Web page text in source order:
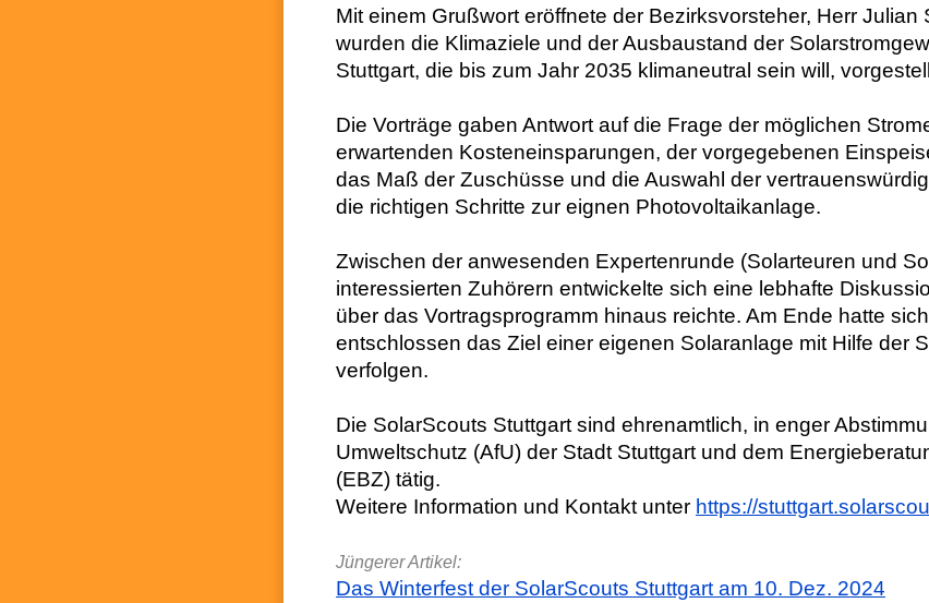
Mit einem Grußwort eröffnete der Bezirksvorsteher, Herr Julian
wurden die Klimaziele und der Ausbaustand der
Stuttgart, die bis zum Jahr 2035 klimaneutral sein will,
Die Vorträge gaben Antwort auf die Frage der möglichen
erwartenden Kosteneinsparungen, der vorgegebenen
das Maß der Zuschüsse und die Auswahl der
die richtigen Schritte zur eignen Photovoltaikanlage.
Zwischen der anwesenden Expertenrunde (Solarteuren und
interessierten Zuhörern entwickelte sich eine lebhafte
über das Vortragsprogramm hinaus reichte. Am Ende hatte
entschlossen das Ziel einer eigenen Solaranlage mit Hilfe der
verfolgen.
Die SolarScouts Stuttgart sind ehrenamtlich, in enger
Umweltschutz (AfU) der Stadt Stuttgart und dem
(EBZ) tätig.
Weitere Information und Kontakt unter https://
Jüngerer Artikel:
Das Winterfest der SolarScouts Stuttgart am 10. Dez. 2024